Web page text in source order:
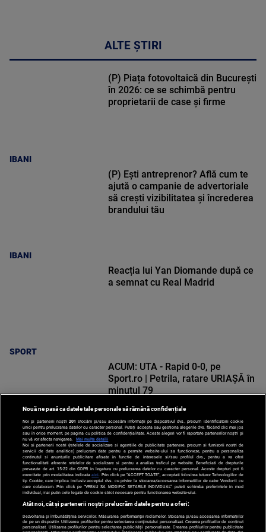
ALTE ȘTIRI
IBANI
(P) Piața fotovoltaică din București
în 2026: ce se schimbă pentru
proprietarii de case și firme
IBANI
(P) Ești antreprenor? Află cum te
ajută o campanie de advertoriale
să crești vizibilitatea și încrederea
brandului tău
SPORT
Reacția lui Yan Diomande după ce
a semnat cu Real Madrid
SPORT
ACUM: UTA - Rapid 0-0, pe
Sport.ro | Petrila, ratare URIAȘĂ în
minutul 79
Nouă ne pasă ca datele tale personale să rămână confidențiale
Noi și partenerii noștri 201 stocăm și/sau accesăm informații pe dispozitivul dvs., precum identificatorii cookie
unici pentru prelucrarea datelor cu caracter personal. Puteți accepta sau gestiona alegerile dvs. făcând clic mai jos
sau în orice moment, pe pagina cu politica de confidențialitate. Aceste alegeri vor fi raportate partenerilor noștri și
nu vă vor afecta navigarea.
Mai multe detalii
Noi si partenerii nostri (retelele de socializare si agentiile de publicitate partenere, precum si furnizorii nostri de
servicii de date analitice) prelucram date pentru a permite website-ului sa functioneze, pentru a personaliza
continutul si anunturile publicitare afisate in functie de interesele si/sau profilul dvs., pentru a va oferi
functionalitati aferente retelelor de socializare si pentru a analiza traficul pe website. Beneficiati de drepturile
prevazute de art. 15-22 din GDPR in legatura cu prelucrarea datelor cu caracter personal. Aceste drepturi pot fi
exercitate prin modalitatea indicataaici . Prin click pe “ACCEPT TOATE”, acceptati folosirea tuturor Tehnologiilor de
tip Cookie, care implica inclusiv acceptul dvs. cu privire la stocarea/accesarea informatiilor de catre Vendor-ii cu
care colaboram. Prin click pe “VREAU SA MODIFIC SETARILE INDIVIDUAL” puteti schimba preferintele in mod
individual, mai putin cele legate de cookie strict necesare pentru functionarea website-ului.
Atât noi, cât și partenerii noștri prelucrăm datele pentru a oferi:
Dezvoltarea și îmbunătățirea serviciilor. Măsurarea performanței reclamelor. Stocarea și/sau accesarea informațiilor
de pe un dispozitiv. Utilizarea profilurilor pentru selectarea conținutului personalizat. Crearea profilurilor de conținut
personalizat. Utilizarea profilurilor pentru selectarea publicității personalizate. Crearea profilurilor pentru publicitate